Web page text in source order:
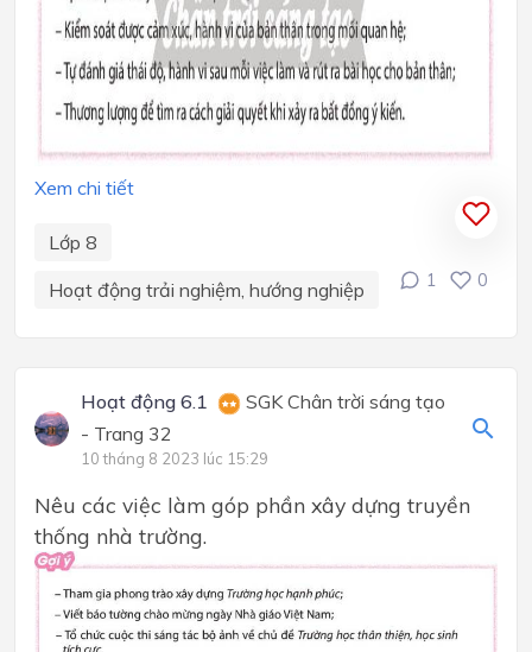
Xem chi tiết
Lớp 8
Hoạt động trải nghiệm, hướng nghiệp
1 0
Hoạt động 6.1
SGK Chân trời sáng tạo
- Trang 32
10 tháng 8 2023 lúc 15:29
Nêu các việc làm góp phần xây dựng truyền
thống nhà trường.